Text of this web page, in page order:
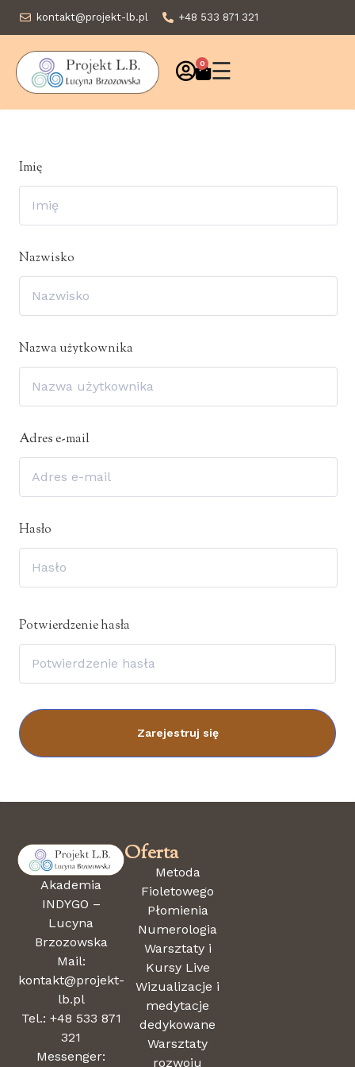
kontakt@projekt-lb.pl +48 533 871 321
0 ☰
Imię
Nazwisko
Nazwa użytkownika
Adres e-mail
Hasło
Potwierdzenie hasła
Zarejestruj się
Akademia
INDYGO –
Lucyna
Brzozowska
Mail:
kontakt@projekt-
lb.pl
Tel.: +48 533 871
321
Messenger:
Oferta
Metoda
Fioletowego
Płomienia
Numerologia
Warsztaty i
Kursy Live
Wizualizacje i
medytacje
dedykowane
Warsztaty
rozwoju